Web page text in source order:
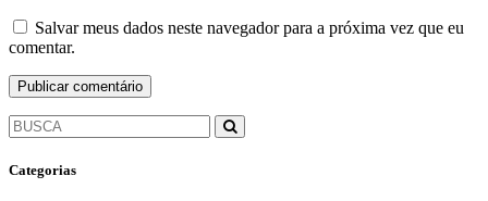
Salvar meus dados neste navegador para a próxima vez que eu
comentar.
Categorias